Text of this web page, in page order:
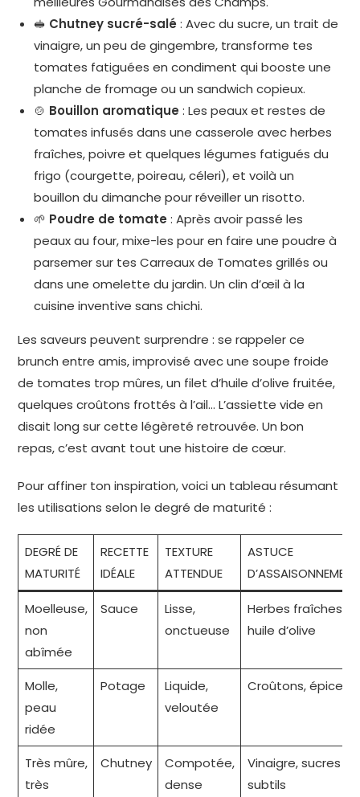
🥪 Chutney sucré-salé : Avec du sucre, un trait de
vinaigre, un peu de gingembre, transforme tes
tomates fatiguées en condiment qui booste une
planche de fromage ou un sandwich copieux.
🍲 Bouillon aromatique : Les peaux et restes de
tomates infusés dans une casserole avec herbes
fraîches, poivre et quelques légumes fatigués du
frigo (courgette, poireau, céleri), et voilà un
bouillon du dimanche pour réveiller un risotto.
🌱 Poudre de tomate : Après avoir passé les
peaux au four, mixe-les pour en faire une poudre à
parsemer sur tes Carreaux de Tomates grillés ou
dans une omelette du jardin. Un clin d’œil à la
cuisine inventive sans chichi.
Les saveurs peuvent surprendre : se rappeler ce
brunch entre amis, improvisé avec une soupe froide
de tomates trop mûres, un filet d’huile d’olive fruitée,
quelques croûtons frottés à l’ail… L’assiette vide en
disait long sur cette légèreté retrouvée. Un bon
repas, c’est avant tout une histoire de cœur.
Pour affiner ton inspiration, voici un tableau résumant
les utilisations selon le degré de maturité :
DEGRÉ DE
MATURITÉ
RECETTE
IDÉALE
TEXTURE
ATTENDUE
ASTUCE
D’ASSAISONNEMENT
Moelleuse,
non
abîmée
Sauce
Lisse,
onctueuse
Herbes fraîches,
huile d’olive
Molle,
peau
ridée
Potage
Liquide,
veloutée
Croûtons, épices
Très mûre,
très
Chutney
Compotée,
dense
Vinaigre, sucres
subtils